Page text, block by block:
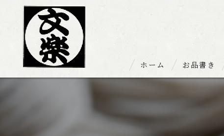
ホーム お品書き